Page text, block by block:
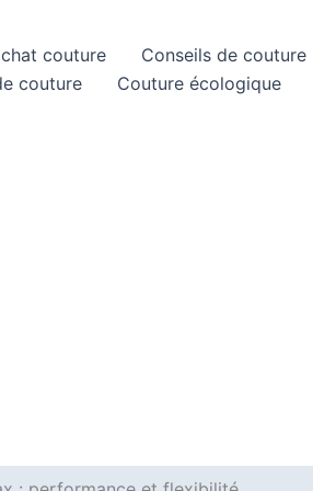
couture Conseils de couture
couture
Couture écologique